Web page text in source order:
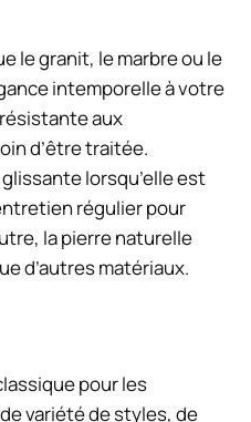
le granit, le marbre ou le
intemporelle à votre
aux
d’être traitée.
lorsqu’elle est
régulier pour
la pierre naturelle
d’autres matériaux.
pour les
variété de styles, de